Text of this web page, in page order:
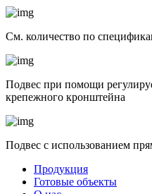
См. количество по
Подвес при помощи
крепежного кронштейна
Подвес с использованием
Продукция
Готовые объекты